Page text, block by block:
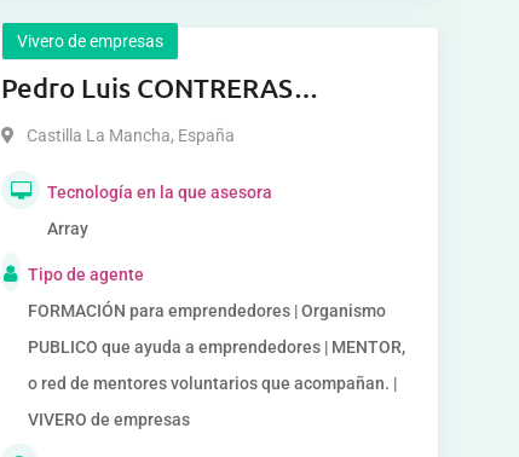
Vivero de empresas
Pedro Luis CONTRERAS
MELGARES
Castilla La Mancha, España
Tecnología en la que asesora
Array
Tipo de agente
FORMACIÓN para emprendedores | Organismo
PUBLICO que ayuda a emprendedores | MENTOR,
o red de mentores voluntarios que acompañan. |
VIVERO de empresas